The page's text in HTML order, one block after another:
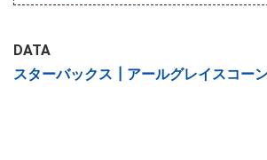
DATA
スターバックス┃アールグレイスコー